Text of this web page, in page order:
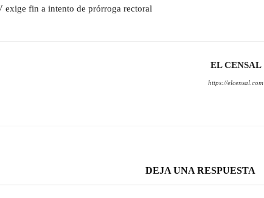
exige fin a intento de prórroga rectoral
EL CENSAL
https://elcensal.com
DEJA UNA RESPUESTA